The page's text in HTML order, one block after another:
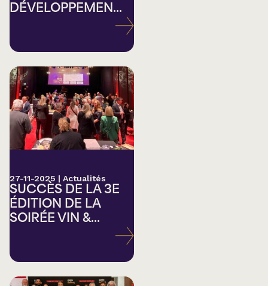
DÉVELOPPEMEN...
27-11-2025 | Actualités
SUCCÈS DE LA 3E
ÉDITION DE LA
SOIRÉE VIN &...